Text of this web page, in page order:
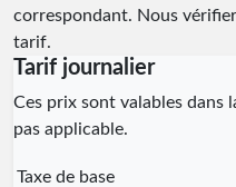
correspondant. Nous
tarif.
Tarif journalier
Ces prix sont valables dans
pas applicable.
Taxe de base